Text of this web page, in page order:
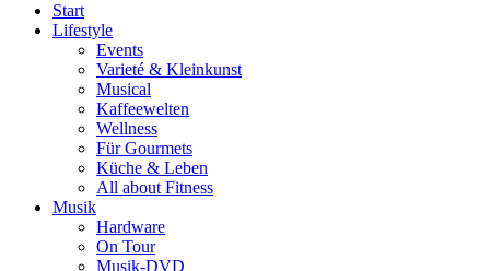
Start
Lifestyle
Events
Varieté & Kleinkunst
Musical
Kaffeewelten
Wellness
Für Gourmets
Küche & Leben
All about Fitness
Musik
Hardware
On Tour
Musik-DVD